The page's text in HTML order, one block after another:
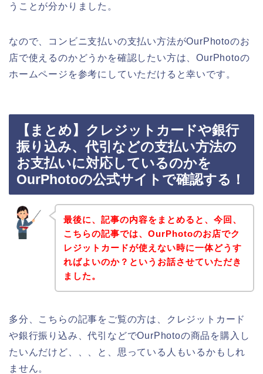
うことが分かりました。
なので、コンビニ支払いの支払い方法がOurPhotoのお
店で使えるのかどうかを確認したい方は、OurPhotoの
ホームページを参考にしていただけると幸いです。
【まとめ】クレジットカードや銀行
振り込み、代引などの支払い方法の
お支払いに対応しているのかを
OurPhotoの公式サイトで確認する！
最後に、記事の内容をまとめると、今回、
こちらの記事では、OurPhotoのお店でク
レジットカードが使えない時に一体どうす
ればよいのか？というお話させていただき
ました。
多分、こちらの記事をご覧の方は、クレジットカード
や銀行振り込み、代引などでOurPhotoの商品を購入し
たいんだけど、、、と、思っている人もいるかもしれ
ません。